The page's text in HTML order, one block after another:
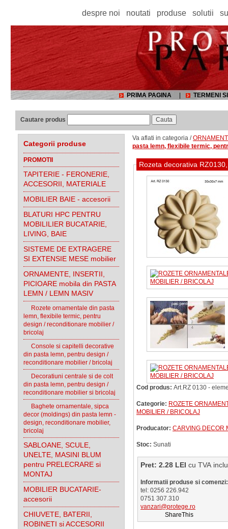
despre noi noutati produse solutii
PRIMA PAGINA TERMENI
Cautare produs
Categorii produse
PROMOTII
TAPITERIE - FERONERIE,
ACCESORII, MATERIALE
MOBILIER BAIE - accesorii
BLATURI HPC PENTRU
MOBILILIER BUCATARIE,
LIVING, BAIE
SISTEME DE EXTRAGERE
SI EXTENSIE MESE mobilier
ORNAMENTE, INSERTII,
PICIOARE mobila din PASTA
LEMN / LEMN MASIV
Rozete ornamentale din pasta
lemn, flexibile termic, pentru
design / reconditionare mobilier /
bricolaj
Console si capitelli decorative
din pasta lemn, pentru design /
reconditionare mobilier / bricolaj
Decoratiuni centrale si de colt
din pasta lemn, pentru design /
reconditionare mobilier si bricolaj
Baghete ornamentale, sipca
decor (moldings) din pasta lemn -
design, reconditionare mobilier,
bricolaj
SABLOANE, SCULE,
UNELTE, MASINI BLUM
pentru PRELECRARE si
MONTAJ
MOBILIER BUCATARIE-
accesorii
CHIUVETE, BATERII,
ROBINETI si ACCESORII
Va aflati in categoria /
pasta lemn, flexibile termic,
Rozeta decorativa
Cod produs: Art.RZ 0130 -
Categorie: ROZETE
MOBILIER / BRICOLAJ
Producator: CARVING DECOR
Stoc: Sunati
Pret: 2.28 LEI cu TVA
Informatii produse si comenzi:
tel: 0256 226.942
0751 307.310
vanzari@protege.ro
ShareThis